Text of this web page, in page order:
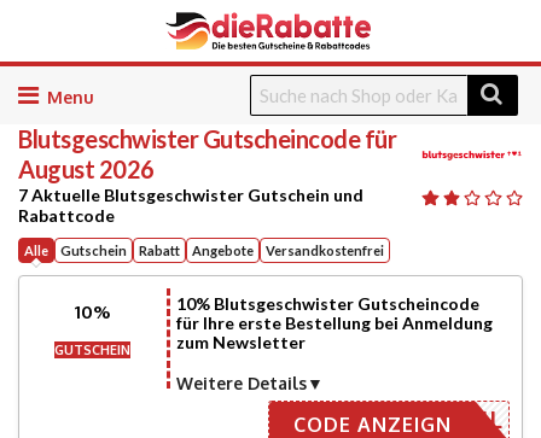
Skip
content
BlutsgeschwisterGutscheincode für
August 2026
7 Aktuelle Blutsgeschwister Gutschein und
Rabattcode
Alle Gutschein Rabatt Angebote Versandkostenfrei
10%
GUTSCHEIN
10% Blutsgeschwister Gutscheincode
für Ihre erste Bestellung bei Anmeldung
zum Newsletter
Weitere Details
R E-MAIL
CODE ANZEIGN